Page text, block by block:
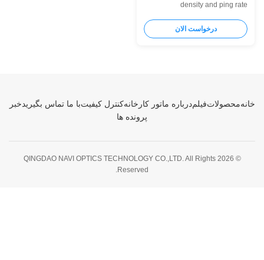
density and ping rate
Miniaturization of products Easy
to install, suitable for installation
درخواست الان
خانهمحصولاتفیلمدرباره ماتور کارخانهکنترل کیفیتبا ما تماس بگیریدخبر
پرونده ها
© 2026 QINGDAO NAVI OPTICS TECHNOLOGY CO.,LTD. All Rights
Reserved.